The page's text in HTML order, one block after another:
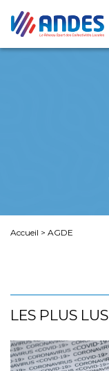
Accueil > AGDE
LES PLUS LUS